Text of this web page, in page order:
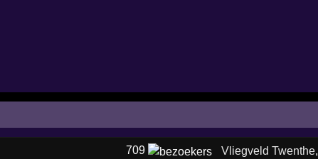
709 Vliegveld Twenthe,